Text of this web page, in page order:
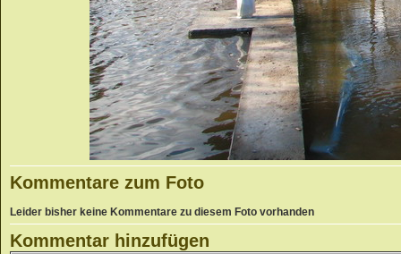
Kommentare zum Foto
Leider bisher keine Kommentare zu diesem Foto vorhanden
Kommentar hinzufügen